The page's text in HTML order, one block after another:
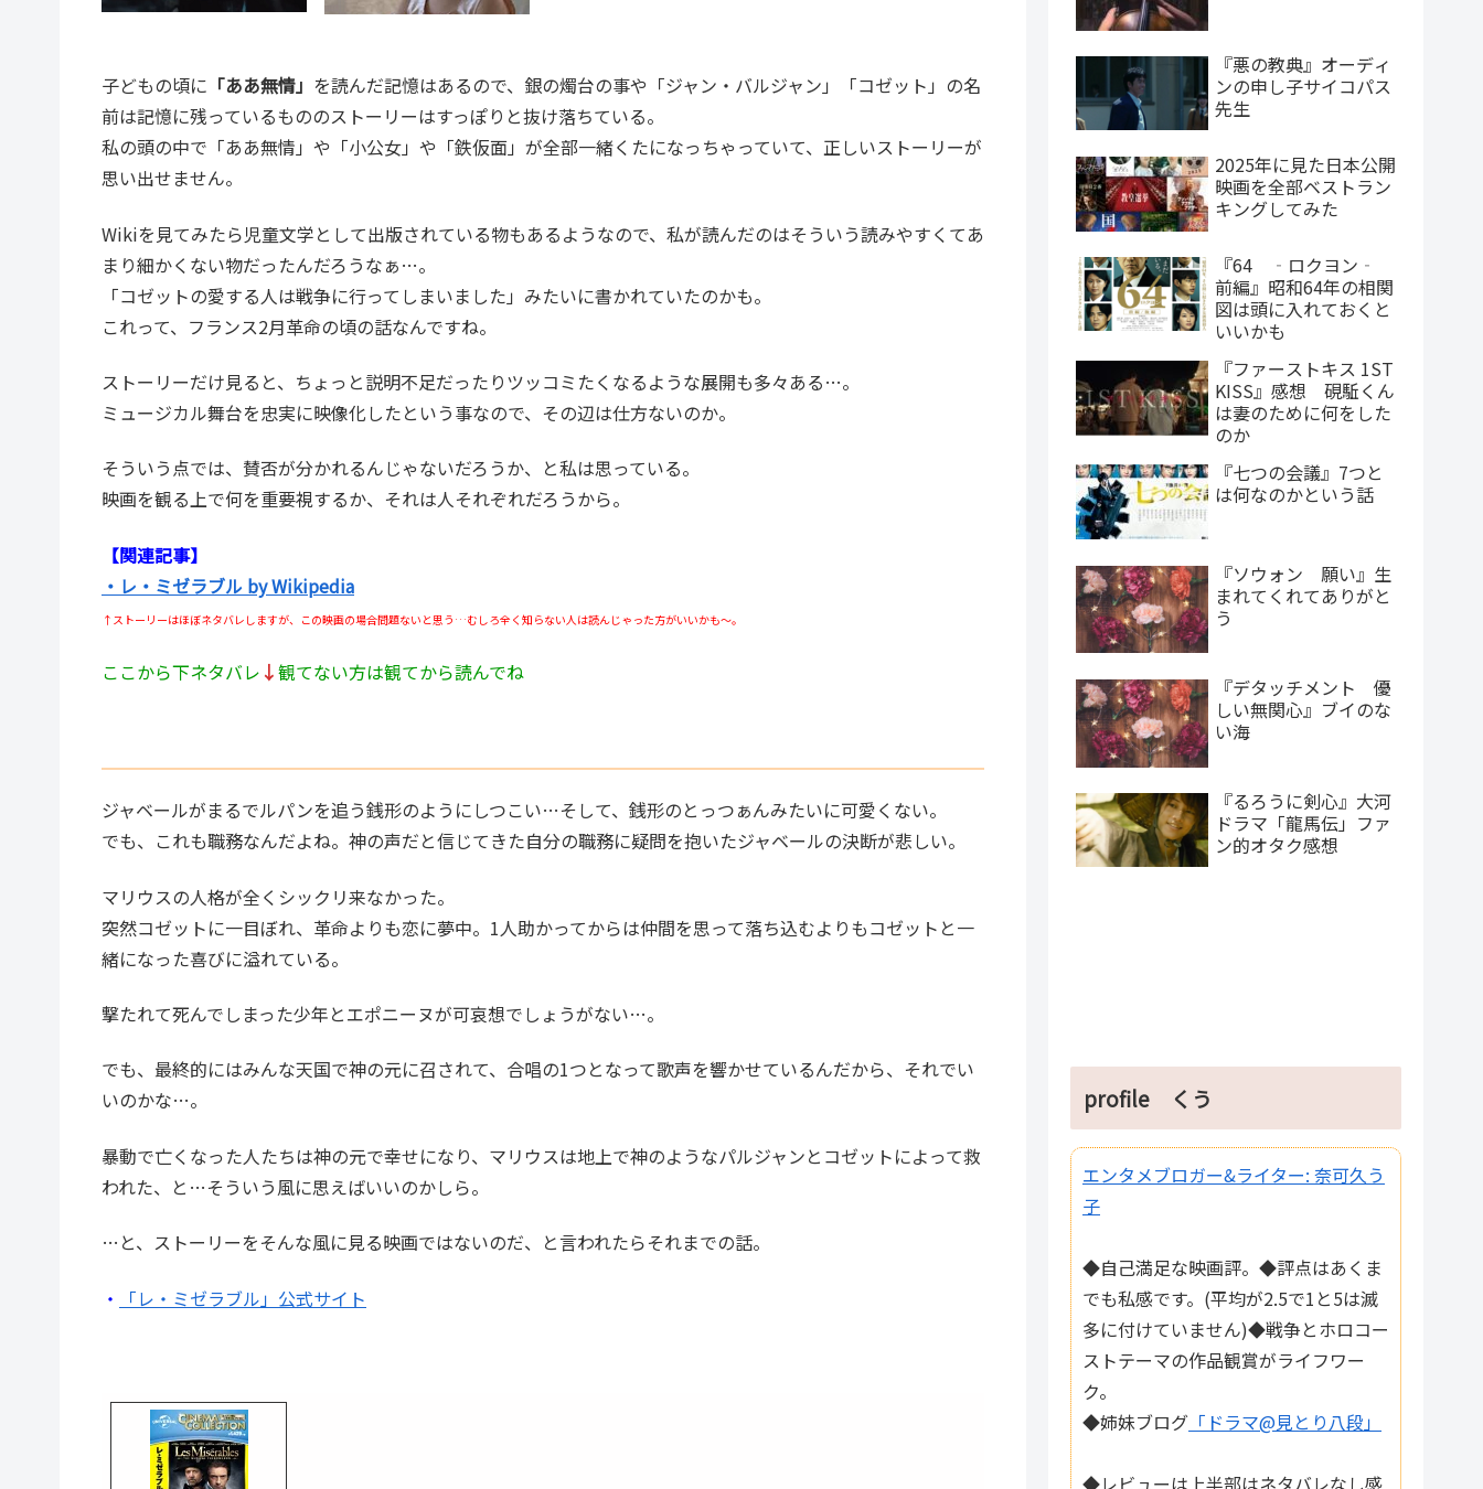
子どもの頃に 「ああ無情」 を読んだ記憶はあるので、銀の燭台の事や「ジャン・バルジャン」「コゼット」の名
前は記憶に残っているもののストーリーはすっぽりと抜け落ちている。
私の頭の中で「ああ無情」や「小公女」や「鉄仮面」が全部一緒くたになっちゃっていて、正しいストーリーが
思い出せません。
Wikiを見てみたら児童文学として出版されている物もあるようなので、私が読んだのはそういう読みやすくてあ
まり細かくない物だったんだろうなぁ…。
「コゼットの愛する人は戦争に行ってしまいました」みたいに書かれていたのかも。
これって、フランス2月革命の頃の話なんですね。
ストーリーだけ見ると、ちょっと説明不足だったりツッコミたくなるような展開も多々ある…。
ミュージカル舞台を忠実に映像化したという事なので、その辺は仕方ないのか。
そういう点では、賛否が分かれるんじゃないだろうか、と私は思っている。
映画を観る上で何を重要視するか、それは人それぞれだろうから。
【関連記事】
・レ・ミゼラブル by Wikipedia
↑ストーリーはほぼネタバレしますが、この映画の場合問題ないと思う…むしろ全く知らない人は読んじゃった方がいいかも～。
ここから下ネタバレ ↓観てない方は観てから読んでね
ジャベールがまるでルパンを追う銭形のようにしつこい…そして、銭形のとっつぁんみたいに可愛くない。
でも、これも職務なんだよね。神の声だと信じてきた自分の職務に疑問を抱いたジャベールの決断が悲しい。
マリウスの人格が全くシックリ来なかった。
突然コゼットに一目ぼれ、革命よりも恋に夢中。1人助かってからは仲間を思って落ち込むよりもコゼットと一
緒になった喜びに溢れている。
撃たれて死んでしまった少年とエポニーヌが可哀想でしょうがない…。
でも、最終的にはみんな天国で神の元に召されて、合唱の1つとなって歌声を響かせているんだから、それでい
いのかな…。
暴動で亡くなった人たちは神の元で幸せになり、マリウスは地上で神のようなパルジャンとコゼットによって救
われた、と…そういう風に思えばいいのかしら。
…と、ストーリーをそんな風に見る映画ではないのだ、と言われたらそれまでの話。
・ 「レ・ミゼラブル」公式サイト
『悪の教典』オーディ
ンの申し子サイコパス
先生
2025年に見た日本公開
映画を全部ベストラン
キングしてみた
『64 ‐ロクヨン‐
前編』昭和64年の相関
図は頭に入れておくと
いいかも
『ファーストキス 1ST
KISS』感想 硯駈くん
は妻のために何をした
のか
『七つの会議』7つと
は何なのかという話
『ソウォン 願い』生
まれてくれてありがと
う
『デタッチメント 優
しい無関心』ブイのな
い海
『るろうに剣心』大河
ドラマ「龍馬伝」ファ
ン的オタク感想
profile くう
エンタメブロガー&ライター: 奈可久う
子
◆自己満足な映画評。◆評点はあくま
でも私感です。(平均が2.5で1と5は滅
多に付けていません)◆戦争とホロコー
ストテーマの作品観賞がライフワー
ク。
◆姉妹ブログ 「ドラマ@見とり八段」